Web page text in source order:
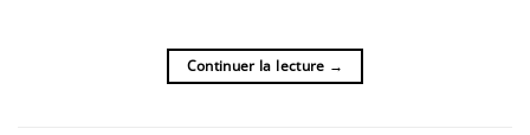
Continuer la lecture →